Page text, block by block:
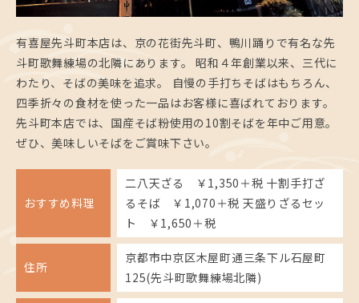
有喜屋先斗町本店は、京の花街先斗町、鴨川踊りで有名な先
斗町歌舞練場の北隣にあります。 昭和４年創業以来、三代に
わたり、そばの美味を追求。 自慢の手打ちそばはもちろん、
四季折々の食材を使った一品はお客様に喜ばれております。
先斗町本店では、国産そば粉使用の10割そばを年中ご用意。
ぜひ、美味しいそばをご賞味下さい。
おすすめ料理
二八天ざる ￥1,350＋税 十割手打ざ
るそば ￥1,070＋税 天盛りざるセッ
ト ￥1,650＋税
住所
京都市中京区木屋町通三条下ル石屋町
125(先斗町歌舞練場北隣)